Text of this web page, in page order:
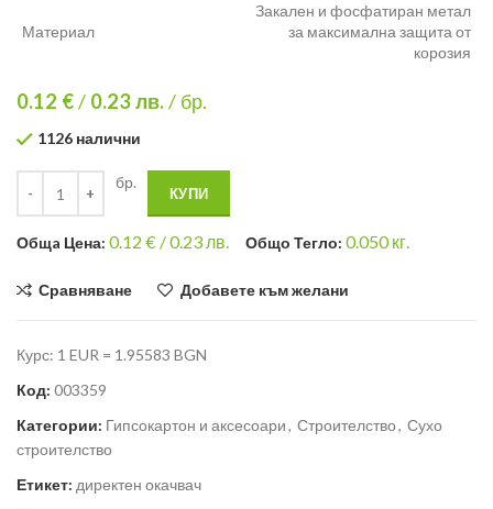
Материал
Закален и фосфатиран метал
за максимална защита от
корозия
0.12 €/ 0.23лв./ бр.
1126 налични
бр.
КУПИ
Общa Цена: 0.12 € /0.23 лв. Общо Тегло: 0.050кг.
Сравняване Добавете към желани
Курс: 1 EUR = 1.95583 BGN
Код: 003359
Категории: Гипсокартон и аксесоари, Строителство, Сухо
строителство
Етикет: директен окачвач